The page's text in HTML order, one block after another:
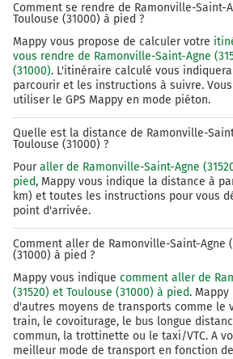
Comment se rendre de Ramonville-Saint-
Toulouse (31000) à pied ?
Mappy vous propose de calculer votre
vous rendre de Ramonville-Saint-Agne
(31000). L'itinéraire calculé vous
parcourir et les instructions à suivre.
utiliser le GPS Mappy en mode piéton.
Quelle est la distance de Ramonville-
Toulouse (31000) ?
Pouraller de Ramonville-Saint-Agne
pied, Mappy vous indique la distance à
km) et toutes les instructions pour vous
point d'arrivée.
Comment aller de Ramonville-Saint-Agne
(31000) à pied ?
Mappy vous indique comment aller de
(31520) et Toulouse (31000) à pied. Mappy
d'autres moyens de transports comme le
train, le covoiturage, le bus longue
commun, la trottinette ou le taxi/VTC. A
meilleur mode de transport en fonction